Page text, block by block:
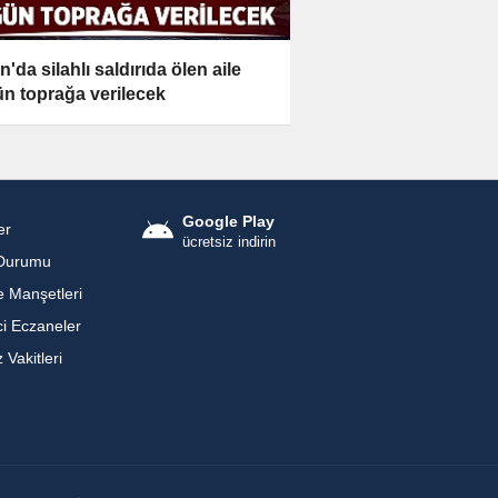
silahlı saldırıda ölen aile
toprağa verilecek
Manşetleri
Eczaneler
Vakitleri
Google Play
ücretsiz indirin